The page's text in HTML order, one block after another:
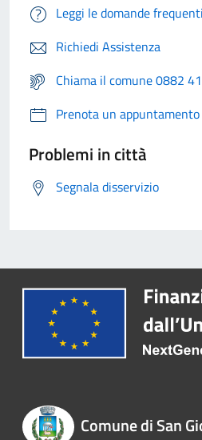
Leggi le domande frequenti
Richiedi Assistenza
Chiama il comune 0882
Prenota un appuntamento
Problemi in città
Segnala disservizio
Comune di San